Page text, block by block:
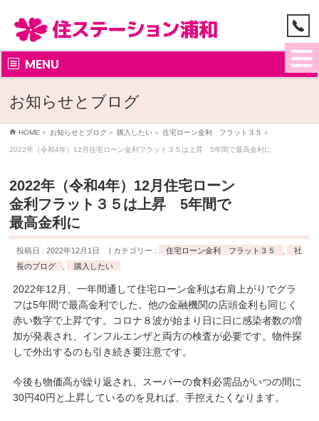
MENU
お知らせとブログ
HOME » お知らせとブログ » 購入したい » 住宅ローン金利 フラット３５ »
2022年（令和4年）12月住宅ローン金利フラット３５は上昇 5年間で最高金利に
2022年（令和4年）12月住宅ローン
金利フラット３５は上昇 5年間で
最高金利に
投稿日 : 2022年12月1日 カテゴリー : 住宅ローン金利 フラット３５
社
長のブログ
購入したい
2022年12月、一年間通して住宅ローン金利は右肩上がりでグラ
フは5年間で最高金利でした。他の金融機関の店頭金利も同じく
赤い数字で上昇です。コロナ８波が始まり日に日に感染者数の増
加が発表され、インフルエンザと両方の検査が必要です。物件探
しで外出するのも引き続き要注意です。
今後も物価高が繰り返され、スーパーの食料必需品がいつの間に
30円40円と上昇しているのを見れば、手控えたくなります。